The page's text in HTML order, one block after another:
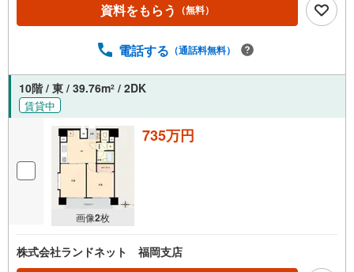
資料をもらう （無料）
電話する （通話料無料）
10階 / 東 / 39.76m2 / 2DK
賃貸中
画像2枚
735万円
株式会社ランドネット 福岡支店